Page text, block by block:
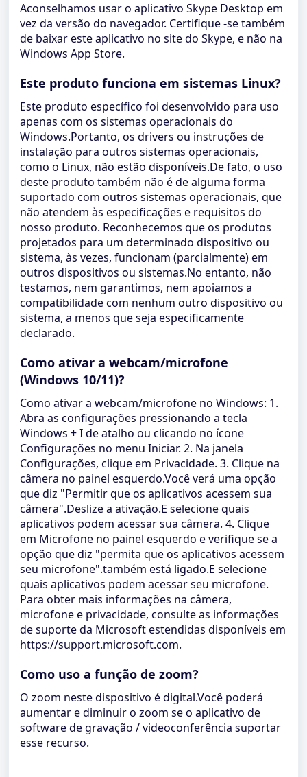
Aconselhamos usar o aplicativo Skype Desktop em
vez da versão do navegador. Certifique -se também
de baixar este aplicativo no site do Skype, e não na
Windows App Store.
Este produto funciona em sistemas Linux?
Este produto específico foi desenvolvido para uso
apenas com os sistemas operacionais do
Windows.Portanto, os drivers ou instruções de
instalação para outros sistemas operacionais,
como o Linux, não estão disponíveis.De fato, o uso
deste produto também não é de alguma forma
suportado com outros sistemas operacionais, que
não atendem às especificações e requisitos do
nosso produto. Reconhecemos que os produtos
projetados para um determinado dispositivo ou
sistema, às vezes, funcionam (parcialmente) em
outros dispositivos ou sistemas.No entanto, não
testamos, nem garantimos, nem apoiamos a
compatibilidade com nenhum outro dispositivo ou
sistema, a menos que seja especificamente
declarado.
Como ativar a webcam/microfone
(Windows 10/11)?
Como ativar a webcam/microfone no Windows: 1.
Abra as configurações pressionando a tecla
Windows + I de atalho ou clicando no ícone
Configurações no menu Iniciar. 2. Na janela
Configurações, clique em Privacidade. 3. Clique na
câmera no painel esquerdo.Você verá uma opção
que diz "Permitir que os aplicativos acessem sua
câmera".Deslize a ativação.E selecione quais
aplicativos podem acessar sua câmera. 4. Clique
em Microfone no painel esquerdo e verifique se a
opção que diz "permita que os aplicativos acessem
seu microfone".também está ligado.E selecione
quais aplicativos podem acessar seu microfone.
Para obter mais informações na câmera,
microfone e privacidade, consulte as informações
de suporte da Microsoft estendidas disponíveis em
https://support.microsoft.com.
Como uso a função de zoom?
O zoom neste dispositivo é digital.Você poderá
aumentar e diminuir o zoom se o aplicativo de
software de gravação / videoconferência suportar
esse recurso.